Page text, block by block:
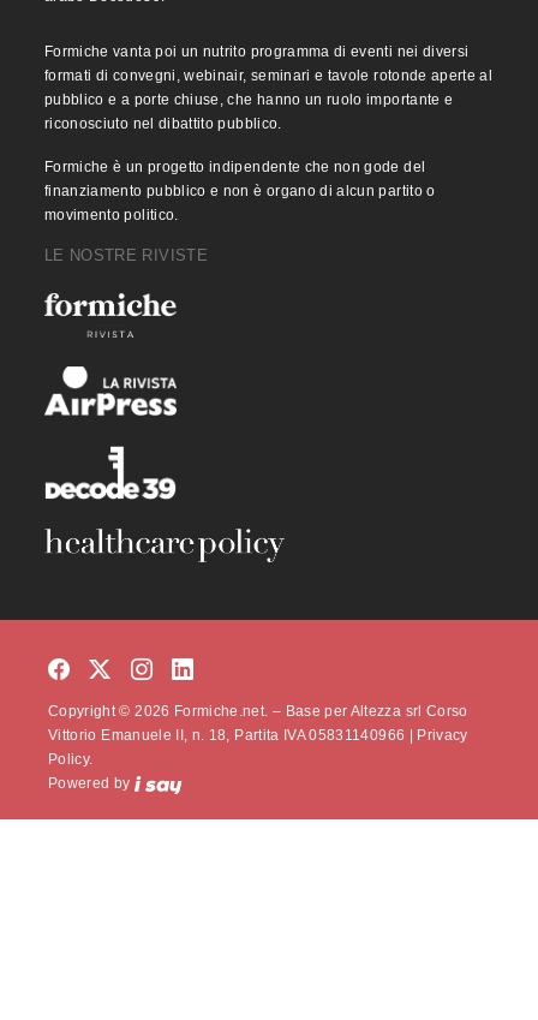
Formiche vanta poi un nutrito programma di eventi nei diversi
formati di convegni, webinair, seminari e tavole rotonde aperte al
pubblico e a porte chiuse, che hanno un ruolo importante e
riconosciuto nel dibattito pubblico.
Formiche è un progetto indipendente che non gode del
finanziamento pubblico e non è organo di alcun partito o
movimento politico.
LE NOSTRE RIVISTE
Copyright © 2026 Formiche.net. – Base per Altezza srl Corso
Vittorio Emanuele II, n. 18, Partita IVA 05831140966 |
Privacy
Policy.
Powered by